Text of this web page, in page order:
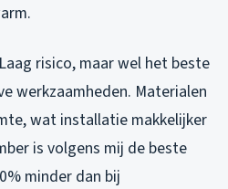
Laag risico, maar wel het beste
werkzaamheden. Materialen
wat installatie makkelijker
is volgens mij de beste
minder dan bij